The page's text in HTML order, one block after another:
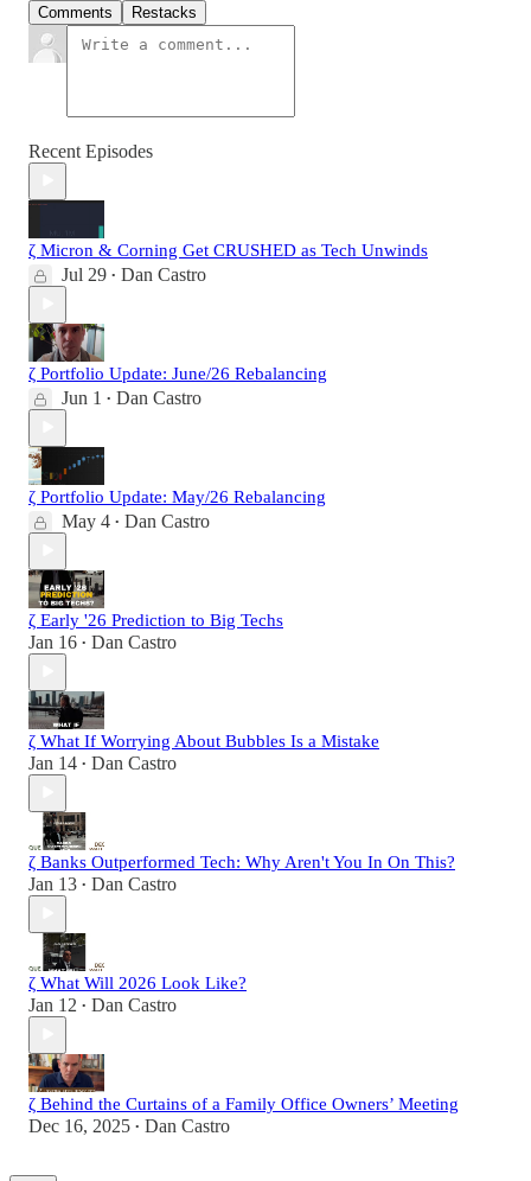
Comments Restacks
Recent Episodes
ζ Micron & Corning Get CRUSHED as Tech Unwinds
Jul 29 • Dan Castro
ζ Portfolio Update: June/26 Rebalancing
Jun 1 • Dan Castro
ζ Portfolio Update: May/26 Rebalancing
May 4 • Dan Castro
ζ Early '26 Prediction to Big Techs
Jan 16 • Dan Castro
ζ What If Worrying About Bubbles Is a Mistake
Jan 14 • Dan Castro
ζ Banks Outperformed Tech: Why Aren't You In On This?
Jan 13 • Dan Castro
ζ What Will 2026 Look Like?
Jan 12 • Dan Castro
ζ Behind the Curtains of a Family Office Owners’ Meeting
Dec 16, 2025 • Dan Castro